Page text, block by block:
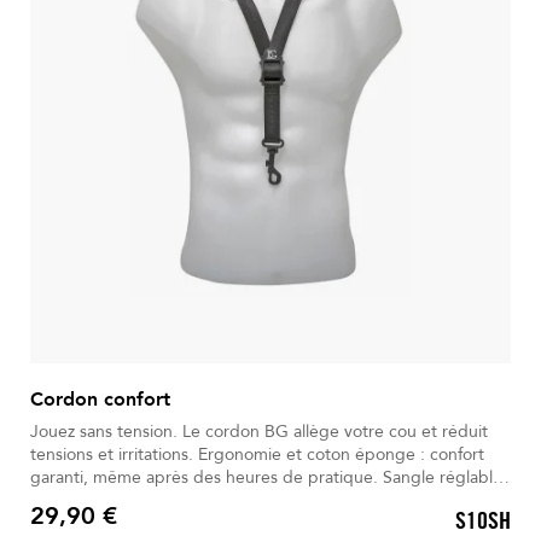
Cordon confort
Jouez sans tension. Le cordon BG allège votre cou et réduit
tensions et irritations. Ergonomie et coton éponge : confort
garanti, même après des heures de pratique. Sangle réglable
en répétition. Robuste, discret et élégant, il accompagne vos
Prix
29,90 € S10SH